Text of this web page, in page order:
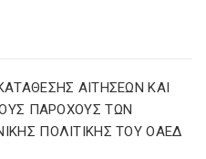
ΑΙΤΗΣΕΩΝ ΚΑΙ
ΠΑΡΟΧΟΥΣ ΤΩΝ
ΠΟΛΙΤΙΚΗΣ ΤΟΥ ΟΑΕΔ